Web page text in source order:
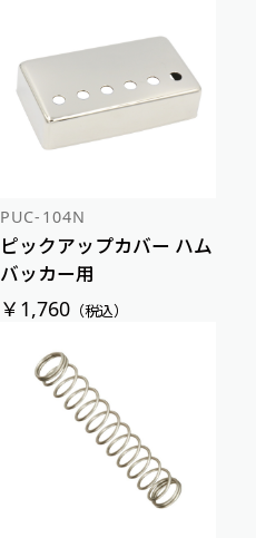
PUC-104N
ピックアップカバー ハム
バッカー用
￥1,760 （税込）